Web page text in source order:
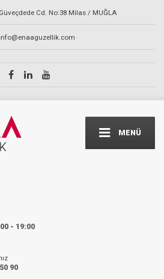
Cd. No:38 Milas / MUĞLA
info@enaaguzellik.com
MENÜ
- 19:00
90